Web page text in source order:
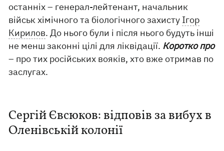
останніх – генерал-лейтенант, начальник
військ хімічного та біологічного захисту Ігор
Кирилов. До нього були і після нього будуть інші
не менш законні цілі для ліквідації. Коротко про
– про тих російських вояків, хто вже отримав по
заслугах.
Сергій Євсюков: відповів за вибух в
Оленівській колонії